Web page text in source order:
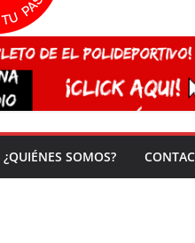
¿QUIÉNES SOMOS?